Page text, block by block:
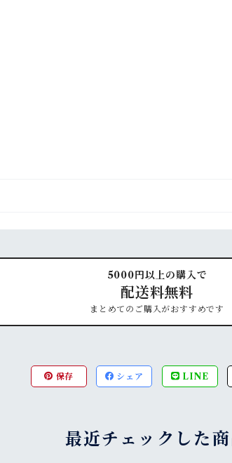
5000円以上の購入で
配送料無料
まとめてのご購入がおすすめです
保存 シェア LINE
最近チェックした